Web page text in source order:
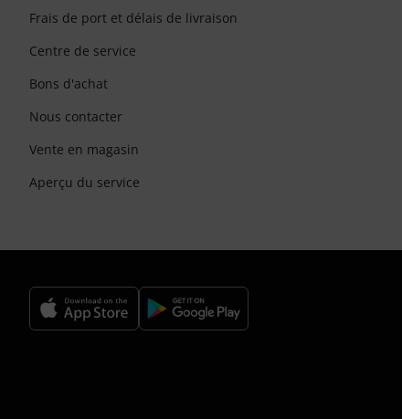
Frais de port et délais de livraison
Centre de service
Bons d'achat
Nous contacter
Vente en magasin
Aperçu du service